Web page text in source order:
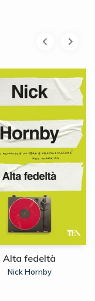
Alta fedeltà
Nick Hornby